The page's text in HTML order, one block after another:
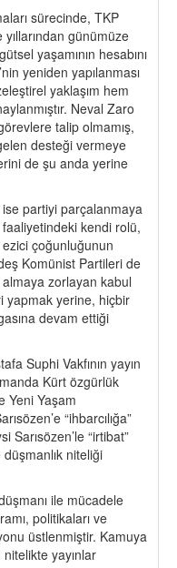
sürecinde, TKP
günümüze
yaşamının hesabını
yeniden yapılanması
yaklaşım hem
Neval Zaro
talip olmamış,
desteği vermeye
de şu anda yerine
ise partiyi parçalanmaya
kendi rolü,
çoğunluğunun
Komünist Partileri de
zorlayan kabul
yapmak yerine, hiçbir
devam ettiği
Suphi Vakfının yayın
Kürt özgürlük
Yeni Yaşam
“ihbarcılığa”
Sarısözen’le “irtibat”
niteliği
ile mücadele
politikaları ve
üstlenmiştir. Kamuya
yayınlar